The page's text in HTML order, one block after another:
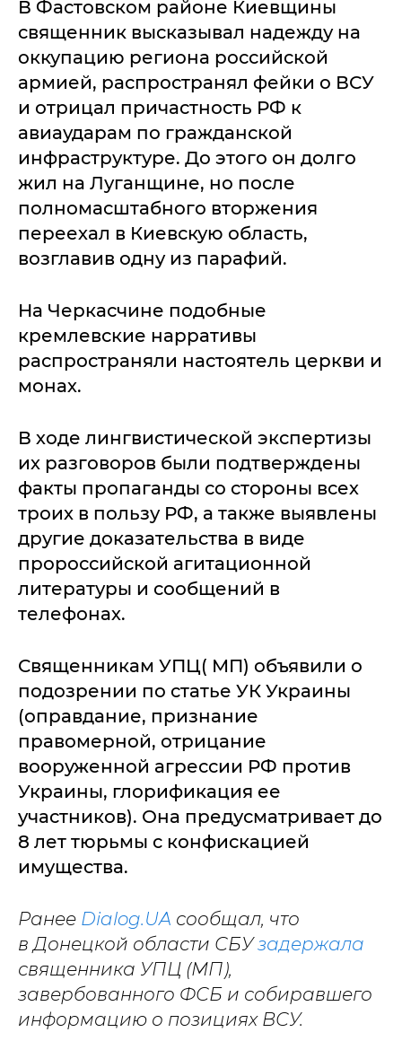
В Фастовском районе Киевщины
священник высказывал надежду на
оккупацию региона российской
армией, распространял фейки о ВСУ
и отрицал причастность РФ к
авиаударам по гражданской
инфраструктуре. До этого он долго
жил на Луганщине, но после
полномасштабного вторжения
переехал в Киевскую область,
возглавив одну из парафий.
На Черкасчине подобные
кремлевские нарративы
распространяли настоятель церкви и
монах.
В ходе лингвистической экспертизы
их разговоров были подтверждены
факты пропаганды со стороны всех
троих в пользу РФ, а также выявлены
другие доказательства в виде
пророссийской агитационной
литературы и сообщений в
телефонах.
Священникам УПЦ( МП) объявили о
подозрении по статье УК Украины
(оправдание, признание
правомерной, отрицание
вооруженной агрессии РФ против
Украины, глорификация ее
участников). Она предусматривает до
8 лет тюрьмы с конфискацией
имущества.
Ранее Dialog.UA сообщал, что
в Донецкой области СБУзадержала
священника УПЦ (МП),
завербованного ФСБ и собиравшего
информацию о позициях ВСУ.